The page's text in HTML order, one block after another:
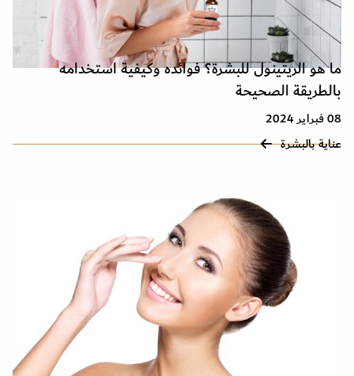
ما هو الريتينول للبشرة؟ فوائده وكيفية استخدامه
بالطريقة الصحيحة
08 فبراير 2024
عناية بالبشرة